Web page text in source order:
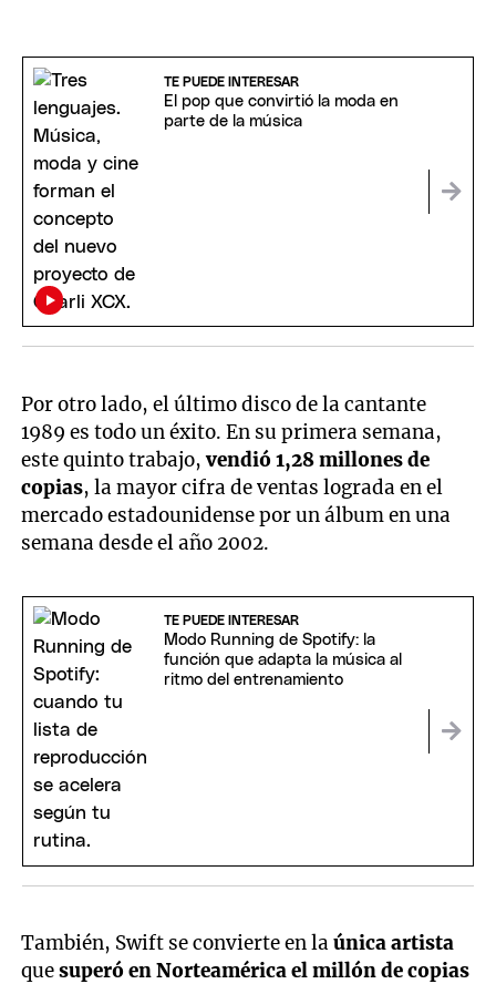
TE PUEDE INTERESAR
El pop que convirtió la moda en
parte de la música
Por otro lado, el último disco de la cantante
1989 es todo un éxito. En su primera semana,
este quinto trabajo, vendió 1,28 millones de
copias, la mayor cifra de ventas lograda en el
mercado estadounidense por un álbum en una
semana desde el año 2002.
TE PUEDE INTERESAR
Modo Running de Spotify: la
función que adapta la música al
ritmo del entrenamiento
También, Swift se convierte en laúnica artista
quesuperó en Norteamérica el millón de copias